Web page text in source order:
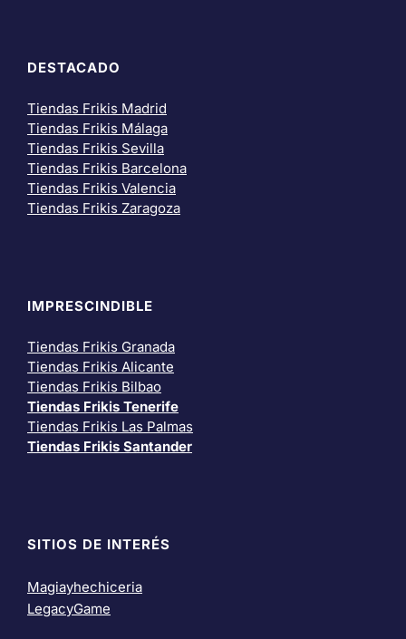
DESTACADO
Tiendas Frikis Madrid
Tiendas Frikis Málaga
Tiendas Frikis Sevilla
Tiendas Frikis Barcelona
Tiendas Frikis Valencia
Tiendas Frikis Zaragoza
IMPRESCINDIBLE
Tiendas Frikis Granada
Tiendas Frikis Alicante
Tiendas Frikis Bilbao
Tiendas Frikis Tenerife
Tiendas Frikis Las Palmas
Tiendas Frikis Santander
SITIOS DE INTERÉS
Magiayhechiceria
LegacyGame